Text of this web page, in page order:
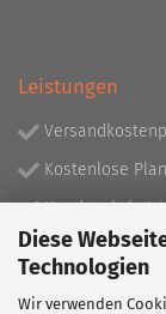
Diese
Technologien
Wir verwenden
Leistungen
Kostenlose